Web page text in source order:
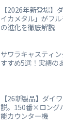
【2026年新登場】
イカメタル」がフ
の進化を徹底解説
サワラキャスティ
すすめ5選！実績の
【26新製品】ダイ
説。150番×ロング
能カウンター機